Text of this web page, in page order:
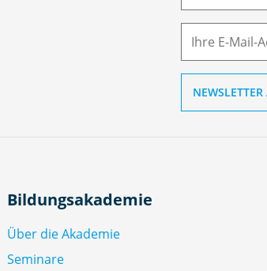
M
Bildungsakademie
Über die Akademie
Seminare